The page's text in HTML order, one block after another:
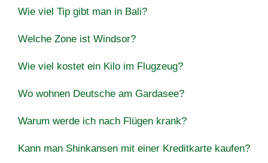
Wie viel Tip gibt man in Bali?
Welche Zone ist Windsor?
Wie viel kostet ein Kilo im Flugzeug?
Wo wohnen Deutsche am Gardasee?
Warum werde ich nach Flügen krank?
Kann man Shinkansen mit einer Kreditkarte kaufen?